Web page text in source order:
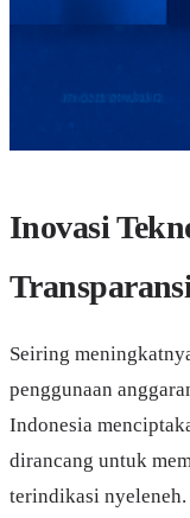
Inovasi
Seiring
penggunaan
Indonesia
dirancang untuk
terindikasi